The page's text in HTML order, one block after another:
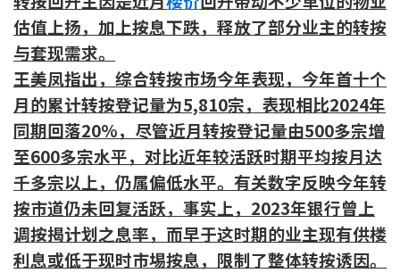
工商铺按揭计算
印花税计算
免费物业估价
下载中心
按揭全面睇
新闻/研究
估值上扬，加上按息下跌，释放了部分业主的转按
与套现需求。
王美凤指出，综合转按市场今年表现，今年首十个
月的累计转按登记量为5,810宗，表现相比2024年
同期回落20%，尽管近月转按登记量由500多宗增
至600多宗水平，对比近年较活跃时期平均按月达
千多宗以上，仍属偏低水平。有关数字反映今年转
按市道仍未回复活跃，事实上， 2023年银行曾上
调按揭计划之息率， 而早于这时期的业主现有供楼
利息或低于现时市埸按息，限制了整体转按诱因。